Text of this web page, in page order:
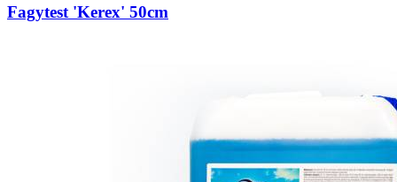
Fagytest 'Kerex' 50cm